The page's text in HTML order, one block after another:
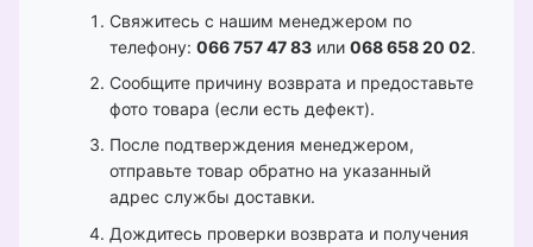
Свяжитесь с нашим менеджером по
телефону: 066 757 47 83 или 068 658 20 02.
Сообщите причину возврата и предоставьте
фото товара (если есть дефект).
После подтверждения менеджером,
отправьте товар обратно на указанный
адрес службы доставки.
Дождитесь проверки возврата и получения